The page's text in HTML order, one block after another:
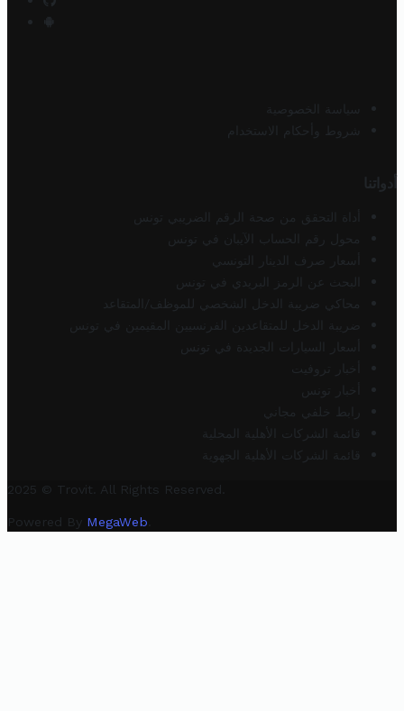
سياسة الخصوصية
شروط وأحكام الاستخدام
أدواتنا
أداة التحقق من صحة الرقم الضريبي تونس
محول رقم الحساب الآيبان في تونس
أسعار صرف الدينار التونسي
البحث عن الرمز البريدي في تونس
محاكي ضريبة الدخل الشخصي للموظف/المتقاعد
ضريبة الدخل للمتقاعدين الفرنسيين المقيمين في تونس
أسعار السيارات الجديدة في تونس
أخبار تروفيت
أخبار تونس
رابط خلفي مجاني
قائمة الشركات الأهلية المحلية
قائمة الشركات الأهلية الجهوية
2025 © Trovit. All Rights Reserved.
Powered By MegaWeb